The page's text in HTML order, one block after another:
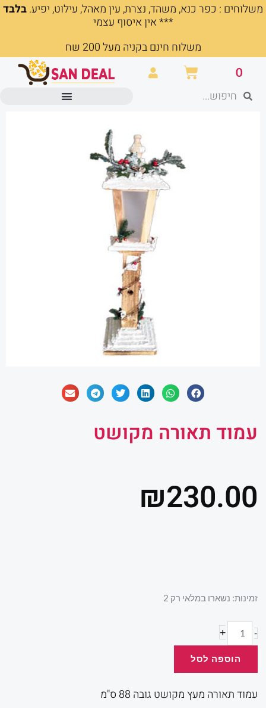
דילוג
משלוחים : כפר כנא, משהד, נצרת, עין מאהל, עילוט, יפיע.בלבד
*** אין איסוף עצמי
משלוח חינם בקניה מעל 200 שח
0 עגלת
קניות חיפושחיפוש
עמוד תאורה מקושט
₪230.00
זמינות: נשארו במלאי רק 2
-
כמות
עמוד
תאורה
מקושט
+
הוספה לסל
עמוד תאורה מעץ מקושט גובה 88 ס"מ